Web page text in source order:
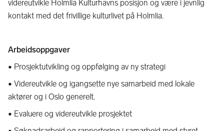
videreutvikle Holmlia Kulturhavns posisjon og være i jevnlig
kontakt med det frivillige kulturlivet på Holmlia.
Arbeidsoppgaver
• Prosjektutvikling og oppfølging av ny strategi
• Videreutvikle og igangsette nye samarbeid med lokale
aktører og i Oslo generelt.
• Evaluere og videreutvikle prosjektet